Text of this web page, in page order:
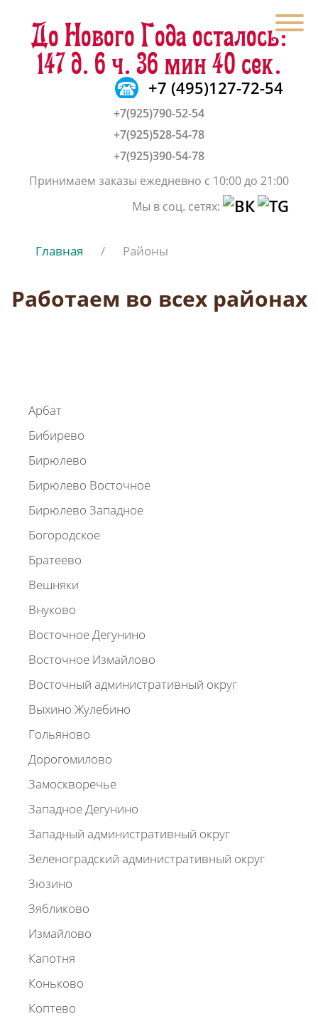
До Нового Года осталось:
147 д. 6 ч. 36 мин 40 сек.
+7 (495)127-72-54
+7(925)790-52-54
+7(925)528-54-78
+7(925)390-54-78
Принимаем заказы ежедневно с 10:00 до 21:00
Мы в соц. сетях:
Главная / Районы
Работаем во всех районах
Арбат
Бибирево
Бирюлево
Бирюлево Восточное
Бирюлево Западное
Богородское
Братеево
Вешняки
Внуково
Восточное Дегунино
Восточное Измайлово
Восточный административный округ
Выхино Жулебино
Гольяново
Дорогомилово
Замоскворечье
Западное Дегунино
Западный административный округ
Зеленоградский административный округ
Зюзино
Зябликово
Измайлово
Капотня
Коньково
Коптево